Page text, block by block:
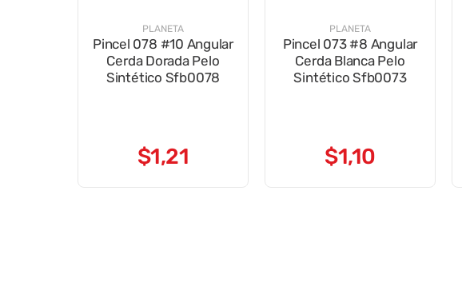
PLANETA
Pincel 078 #10 Angular
Cerda Dorada Pelo
Sintético Sfb0078
$1,21
PLANETA
Pincel 073 #8 Angular
Cerda Blanca Pelo
Sintético Sfb0073
$1,10